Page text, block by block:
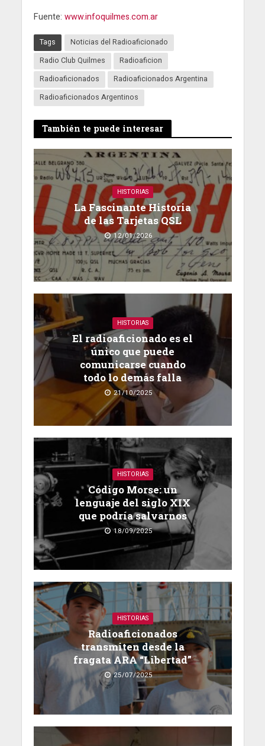
Fuente: www.infoquilmes.com.ar
Tags
Noticias del Radioaficionado
Radio Club Quilmes
Radioaficion
Radioaficionados
Radioaficionados Argentina
Radioaficionados Argentinos
También te puede interesar
HISTORIAS
La Fascinante Historia
de las Tarjetas QSL
12/01/2026
HISTORIAS
El radioaficionado es el
único que puede
comunicarse cuando
todo lo demás falla
21/10/2025
HISTORIAS
Código Morse: un
lenguaje del siglo XIX
que podría salvarnos
18/09/2025
HISTORIAS
Radioaficionados
transmiten desde la
fragata ARA “Libertad”
25/07/2025